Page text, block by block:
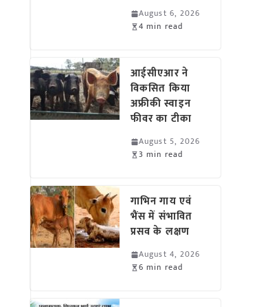
August 6, 2026
4 min read
आईसीएआर ने
विकसित किया
अफ्रीकी स्वाइन
फीवर का टीका
August 5, 2026
3 min read
गाभिन गाय एवं
भैंस में संभावित
प्रसव के लक्षण
August 4, 2026
6 min read